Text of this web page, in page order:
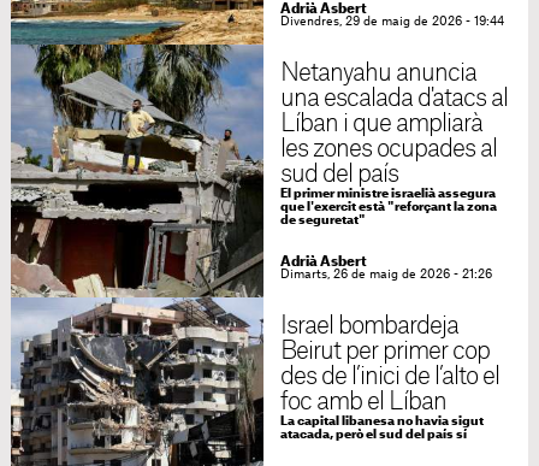
Adrià Asbert
Divendres, 29 de maig de 2026 - 19:44
Netanyahu anuncia
una escalada d'atacs al
Líban i que ampliarà
les zones ocupades al
sud del país
El primer ministre israelià assegura
que l'exercit està "reforçant la zona
de seguretat"
Adrià Asbert
Dimarts, 26 de maig de 2026 - 21:26
Israel bombardeja
Beirut per primer cop
des de l’inici de l’alto el
foc amb el Líban
La capital libanesa no havia sigut
atacada, però el sud del país sí